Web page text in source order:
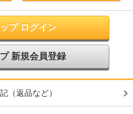
プ ログイン
新規会員登録
（返品など）